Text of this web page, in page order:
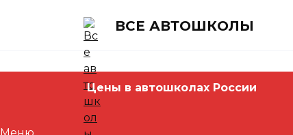
ВСЕ АВТОШКОЛЫ
Цены в автошколах России